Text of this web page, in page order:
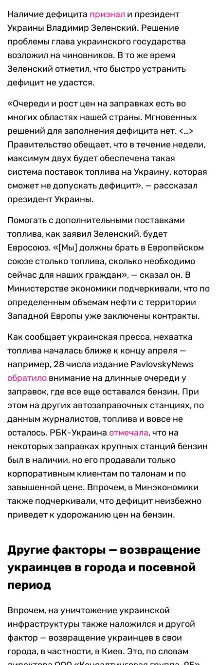
Наличие дефицита признал и президент
Украины Владимир Зеленский. Решение
проблемы глава украинского государства
возложил на чиновников. В то же время
Зеленский отметил, что быстро устранить
дефицит не удастся.
«Очереди и рост цен на заправках есть во
многих областях нашей страны. Мгновенных
решений для заполнения дефицита нет. <…>
Правительство обещает, что в течение недели,
максимум двух будет обеспечена такая
система поставок топлива на Украину, которая
сможет не допускать дефицит», — рассказал
президент Украины.
Помогать с дополнительными поставками
топлива, как заявил Зеленский, будет
Евросоюз. «[Мы] должны брать в Европейском
союзе столько топлива, сколько необходимо
сейчас для наших граждан», — сказал он. В
Министерстве экономики подчеркивали, что по
определенным объемам нефти с территории
Западной Европы уже заключены контракты.
Как сообщает украинская пресса, нехватка
топлива началась ближе к концу апреля —
например, 28 числа издание PavlovskyNews
обратило внимание на длинные очереди у
заправок, где все еще оставался бензин. При
этом на других автозаправочных станциях, по
данным журналистов, топлива и вовсе не
осталось. РБК-Украина отмечала, что на
некоторых заправках крупных станций бензин
был в наличии, но его продавали только
корпоративным клиентам по талонам и по
завышенной цене. Впрочем, в Минэкономики
также подчеркивали, что дефицит неизбежно
приведет к удорожанию цен на бензин.
Другие факторы — возвращение
украинцев в города и посевной
период
Впрочем, на уничтожение украинской
инфраструктуры также наложился и другой
фактор — возвращение украинцев в свои
города, в частности, в Киев. Это, по словам